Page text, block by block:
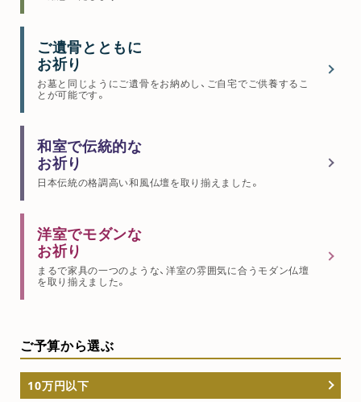
ご遺骨とともに
お祈り
お墓と同じようにご遺骨をお納めし、ご自宅でご供養するこ
とが可能です。
和室で伝統的な
お祈り
日本伝統の格調高い和風仏壇を取り揃えました。
洋室でモダンな
お祈り
まるで家具の一つのような、洋室の雰囲気に合うモダン仏壇
を取り揃えました。
ご予算から選ぶ
10万円以下